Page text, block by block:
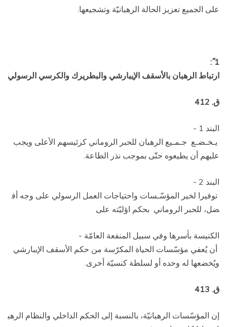
على الجميع تعزيز الحالة الرهبانيّة وتشجيعها.
1 ً:
ارتباط الرهبان بالأسقف الإيبارشي والبطريرك والكرسي الرسولي
ق. 412
البند 1 ­
يـخـضـع جـمـيع الرهبان للحبر الروماني كرئيسهم الأعلى ويجب
عليهم أن يطيعوه حتّى بموجب نذر الطاعة.
البند 2 ­
توفيرا لخير المؤسّـسات واحتياجات العمل الرسولي على وجه أف
ضل، للحبر الروماني ­ بحكم اؤليّته على
الكنيسة بأسرها وفي سبيل المنفعة العامّة ­
أن يُعفي مؤسّسات الحياة المكرّسة من حكم الأسقف الإيبارشي
ويُخضعها له وحده أو لسلطة كنسيّة أخرى.
ق. 413
إن المؤسّسات الرهبانيّة، بالنسبة إلى الحكم الداخلي والنظام الرهب